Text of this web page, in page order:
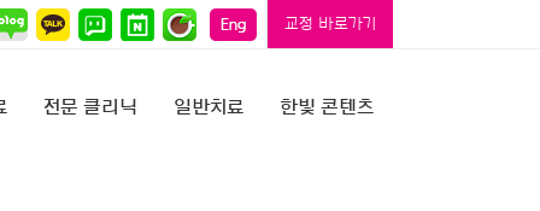
교정 바로가기
전문 클리닉 일반치료 한빛 콘텐츠